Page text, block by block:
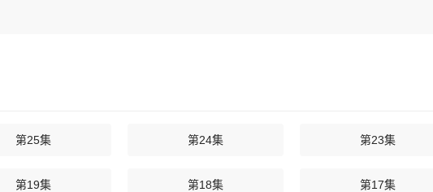
第25集 第24集 第23集
第19集 第18集 第17集